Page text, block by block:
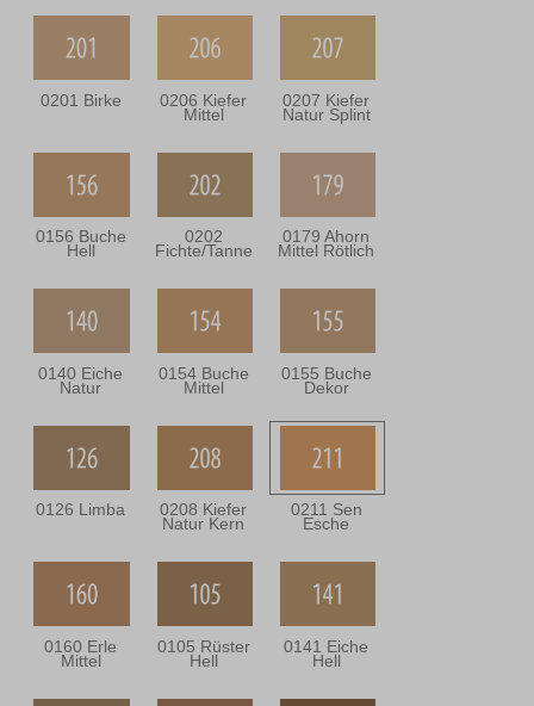
0201 Birke 0206 Kiefer
Mittel
0207 Kiefer
Natur Splint
0156 Buche
Hell
0202
Fichte/Tanne
0179 Ahorn
Mittel Rötlich
0140 Eiche
Natur
0154 Buche
Mittel
0155 Buche
Dekor
0126 Limba 0208 Kiefer
Natur Kern
0211 Sen
Esche
0160 Erle
Mittel
0105 Rüster
Hell
0141 Eiche
Hell